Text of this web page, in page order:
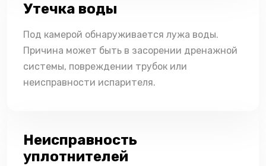
Утечка воды
Под камерой обнаруживается лужа воды.
Причина может быть в засорении дренажной
системы, повреждении трубок или
неисправности испарителя.
Неисправность
уплотнителей